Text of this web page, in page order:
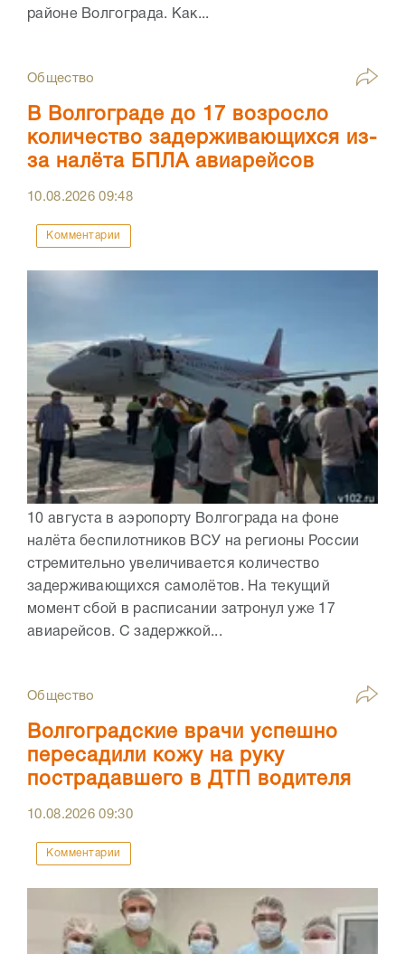
районе Волгограда. Как...
Общество
В Волгограде до 17 возросло
количество задерживающихся из-
за налёта БПЛА авиарейсов
10.08.202609:48
Комментарии
10 августа в аэропорту Волгограда на фоне
налёта беспилотников ВСУ на регионы России
стремительно увеличивается количество
задерживающихся самолётов. На текущий
момент сбой в расписании затронул уже 17
авиарейсов. С задержкой...
Общество
Волгоградские врачи успешно
пересадили кожу на руку
пострадавшего в ДТП водителя
10.08.202609:30
Комментарии